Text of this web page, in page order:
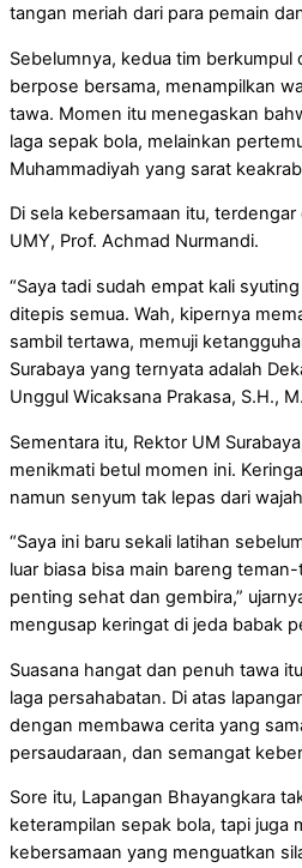
tangan meriah dari para pemain
Sebelumnya, kedua tim
berpose bersama, menampilkan
tawa. Momen itu menegaskan
laga sepak bola, melainkan
Muhammadiyah yang sarat
Di sela kebersamaan itu,
UMY, Prof. Achmad Nurmandi.
“Saya tadi sudah empat kali
ditepis semua. Wah, kipernya
sambil tertawa, memuji
Surabaya yang ternyata adalah
Unggul Wicaksana Prakasa, S.H.,
Sementara itu, Rektor UM
menikmati betul momen ini.
namun senyum tak lepas dari
“Saya ini baru sekali latihan
luar biasa bisa main bareng
penting sehat dan gembira,”
mengusap keringat di jeda babak
Suasana hangat dan penuh tawa
laga persahabatan. Di atas
dengan membawa cerita yang
persaudaraan, dan semangat
Sore itu, Lapangan Bhayangkara
keterampilan sepak bola, tapi juga
kebersamaan yang menguatkan